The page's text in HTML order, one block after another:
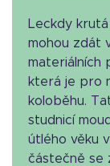
Leckdy
mohou zdát
materiálních
která je pro
koloběhu.
studnicí
útlého věku
částečně se